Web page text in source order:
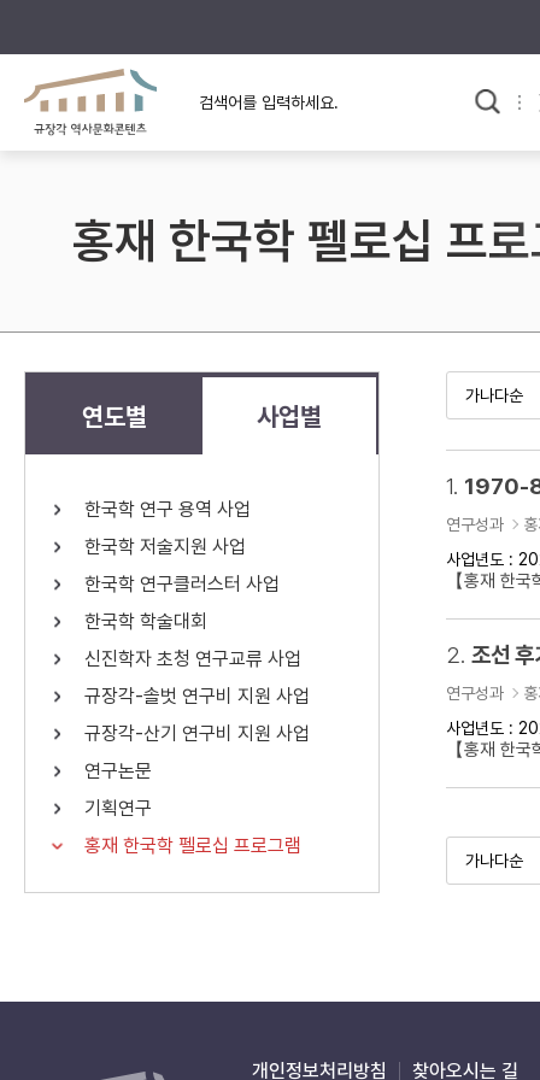
규장각의 어제와 오늘
규장각 소개영상
사료와 문학으로 본
고대
고려
조선 후기
근대
검색 연산자 사용안내
연산자
AND
OR 정조 OR 정약용 “정조” 또는 “
료를 검색
홍재 한국학 펠로십 프
연도별 사업별
한국학 연구 용역 사업
한국학 저술지원 사업
한국학 연구클러스터 사업
한국학 학술대회
신진학자 초청 연구교류 사업
규장각-솔벗 연구비 지원 사업
규장각-산기 연구비 지원 사업
연구논문
기획연구
홍재 한국학 펠로십 프로그램
1. 1970-
연구성과
사업년도 :
【홍재 한
2. 조선 후
연구성과
사업년도 :
【홍재
개인정보처리방침 찾아오시는 길